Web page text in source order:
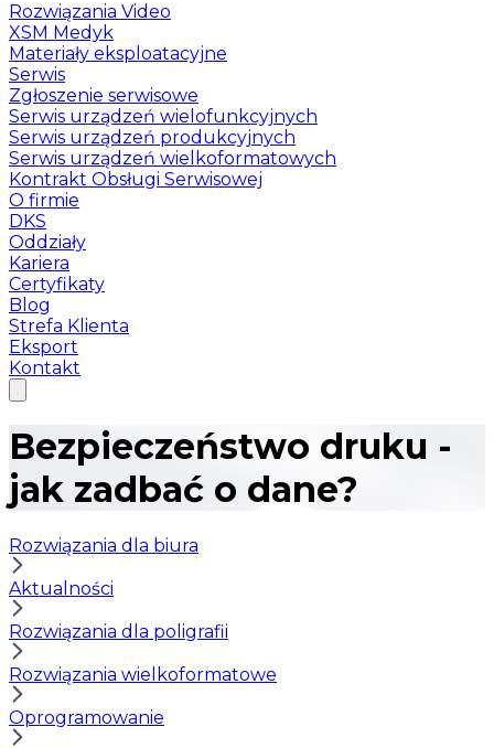
Rozwiązania Video
XSM Medyk
Materiały eksploatacyjne
Serwis
Zgłoszenie serwisowe
Serwis urządzeń wielofunkcyjnych
Serwis urządzeń produkcyjnych
Serwis urządzeń wielkoformatowych
Kontrakt Obsługi Serwisowej
O firmie
DKS
Oddziały
Kariera
Certyfikaty
Blog
Strefa Klienta
Eksport
Kontakt
Bezpieczeństwo druku -
jak zadbać o dane?
Rozwiązania dla biura
Aktualności
Rozwiązania dla poligrafii
Rozwiązania wielkoformatowe
Oprogramowanie